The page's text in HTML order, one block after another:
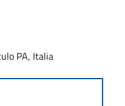
PA, Italia